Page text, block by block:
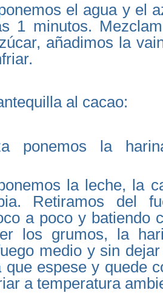
el agua y el
1 minutos.
añadimos la
al cacao:
ponemos la
la leche, la
Retiramos del
a poco y batiendo
los grumos, la
medio y sin
que espese y quede
a temperatura